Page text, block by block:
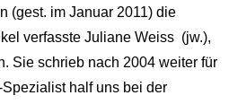
(gest. im Januar 2011) die
verfasste Juliane Weiss (jw.),
Sie schrieb nach 2004 weiter für
half uns bei der